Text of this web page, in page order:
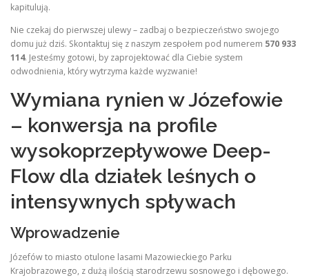
kapitulują.
Nie czekaj do pierwszej ulewy – zadbaj o bezpieczeństwo swojego
domu już dziś. Skontaktuj się z naszym zespołem pod numerem 570 933
114. Jesteśmy gotowi, by zaprojektować dla Ciebie system
odwodnienia, który wytrzyma każde wyzwanie!
Wymiana rynien w Józefowie
– konwersja na profile
wysokoprzepływowe Deep-
Flow dla działek leśnych o
intensywnych spływach
Wprowadzenie
Józefów to miasto otulone lasami Mazowieckiego Parku
Krajobrazowego, z dużą ilością starodrzewu sosnowego i dębowego.